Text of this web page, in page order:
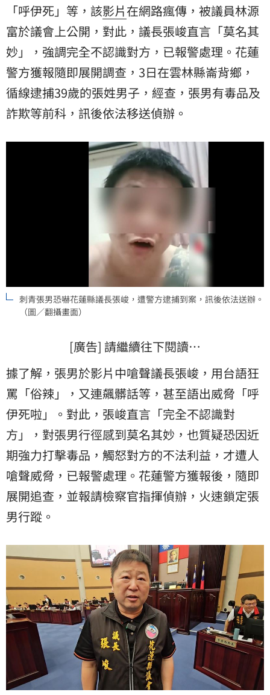
「呼伊死」等，該影片在網路瘋傳，被議員林源
富於議會上公開，對此，議長張峻直言「莫名其
妙」，強調完全不認識對方，已報警處理。花蓮
警方獲報隨即展開調查，3日在雲林縣崙背鄉，
循線逮捕39歲的張姓男子，經查，張男有毒品及
詐欺等前科，訊後依法移送偵辦。
刺青張男恐嚇花蓮縣議長張峻，遭警方逮捕到案，訊後依法送辦。
（圖／翻攝畫面）
[廣告] 請繼續往下閱讀…
據了解，張男於影片中嗆聲議長張峻，用台語狂
罵「俗辣」，又連飆髒話等，甚至語出威脅「呼
伊死啦」。對此，張峻直言「完全不認識對
方」，對張男行徑感到莫名其妙，也質疑恐因近
期強力打擊毒品，觸怒對方的不法利益，才遭人
嗆聲威脅，已報警處理。花蓮警方獲報後，隨即
展開追查，並報請檢察官指揮偵辦，火速鎖定張
男行蹤。